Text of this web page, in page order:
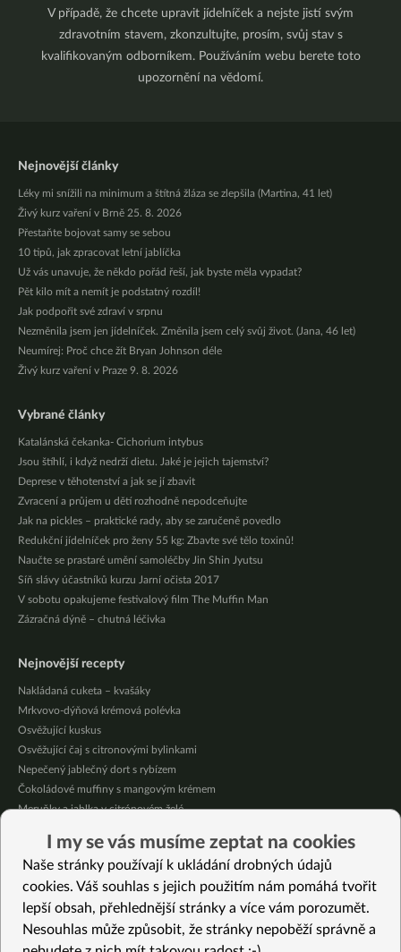
V případě, že chcete upravit jídelníček a nejste jistí svým
zdravotním stavem, zkonzultujte, prosím, svůj stav s
kvalifikovaným odborníkem. Používáním webu berete toto
upozornění na vědomí.
Nejnovější články
Léky mi snížili na minimum a štítná žláza se zlepšila (Martina, 41 let)
Živý kurz vaření v Brně 25. 8. 2026
Přestaňte bojovat samy se sebou
10 tipů, jak zpracovat letní jablíčka
Už vás unavuje, že někdo pořád řeší, jak byste měla vypadat?
Pět kilo mít a nemít je podstatný rozdíl!
Jak podpořit své zdraví v srpnu
Nezměnila jsem jen jídelníček. Změnila jsem celý svůj život. (Jana, 46 let)
Neumírej: Proč chce žít Bryan Johnson déle
Živý kurz vaření v Praze 9. 8. 2026
Vybrané články
Katalánská čekanka- Cichorium intybus
Jsou štíhlí, i když nedrží dietu. Jaké je jejich tajemství?
Deprese v těhotenství a jak se jí zbavit
Zvracení a průjem u dětí rozhodně nepodceňujte
Jak na pickles – praktické rady, aby se zaručeně povedlo
Redukční jídelníček pro ženy 55 kg: Zbavte své tělo toxinů!
Naučte se prastaré umění samoléčby Jin Shin Jyutsu
Síň slávy účastníků kurzu Jarní očista 2017
V sobotu opakujeme festivalový film The Muffin Man
Zázračná dýně – chutná léčivka
Nejnovější recepty
Nakládaná cuketa – kvašáky
Mrkvovo-dýňová krémová polévka
Osvěžující kuskus
Osvěžující čaj s citronovými bylinkami
Nepečený jablečný dort s rybízem
Čokoládové muffiny s mangovým krémem
Meruňky a jablka v citrónovém želé
Celozrnná rýže basmati se zeleninou
Citrónové muffiny s borůvkovým krémem
Vybrané recepty
Video návod: Jak připravit pickles z mrkve
I my se vás musíme zeptat na cookies
Naše stránky používají k ukládání drobných údajů
cookies. Váš souhlas s jejich použitím nám pomáhá tvořit
lepší obsah, přehlednější stránky a více vám porozumět.
Nesouhlas může způsobit, že stránky nepoběží správně a